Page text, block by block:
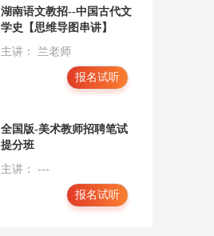
湖南语文教招--中国古代文
学史【思维导图串讲】
主讲： 兰老师
报名试听
全国版-美术教师招聘笔试
提分班
主讲： ---
报名试听